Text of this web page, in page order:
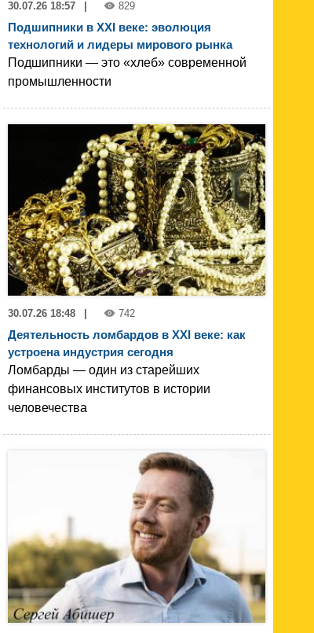
30.07.26 18:57 | 829
Подшипники в XXI веке: эволюция
технологий и лидеры мирового рынка
Подшипники — это «хлеб» современной
промышленности
30.07.26 18:48 742
Деятельность ломбардов в XXI веке: как
устроена индустрия сегодня
Ломбарды — один из старейших
финансовых институтов в истории
человечества